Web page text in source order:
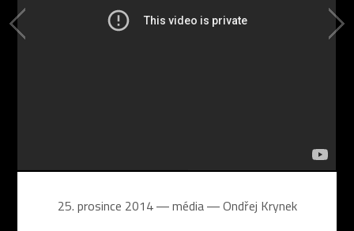
25. prosince 2014 ― média ―Ondřej Krynek